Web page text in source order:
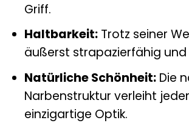
Griff.
Haltbarkeit:Trotz seiner
äußerst strapazierfähig und
Natürliche Schönheit:Die
Narbenstruktur verleiht
einzigartige Optik.